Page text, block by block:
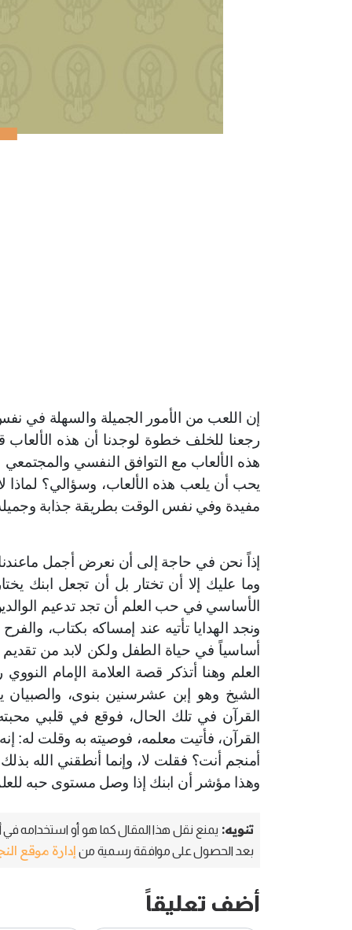
إن اللعب من الأمور الجميلة والسهلة في
رجعنا للخلف خطوة لوجدنا أن هذه
هذه الألعاب مع التوافق النفسي
يحب أن يلعب هذه الألعاب، وسؤالي؟
مفيدة وفي نفس الوقت بطريقة جذابة
إذاً نحن في حاجة إلى أن نعرض أجمل
وما عليك إلا أن تختار بل أن تجعل ابنك
الأساسي في حب العلم أن تجد تدعيم
ونجد الهدايا تأتيه عند إمساكه بكتاب،
أساسياً في حياة الطفل ولكن لابد من تقديم
العلم وهنا أتذكر قصة العلامة الإمام
الشيخ وهو إبن عشرسنين بنوى،
القرآن في تلك الحال، فوقع في قلبي
القرآن، فأتيت معلمه، فوصيته به وقلت له:
أمنجم أنت؟ فقلت لا، وإنما أنطقني الله
وهذا مؤشر أن ابنك إذا وصل مستوى حبه
تنويه: يمنع نقل هذا المقال كما هو أو استخدامه في
بعد الحصول على موافقة رسمية من إدارة موقع
أضف تعليقاً